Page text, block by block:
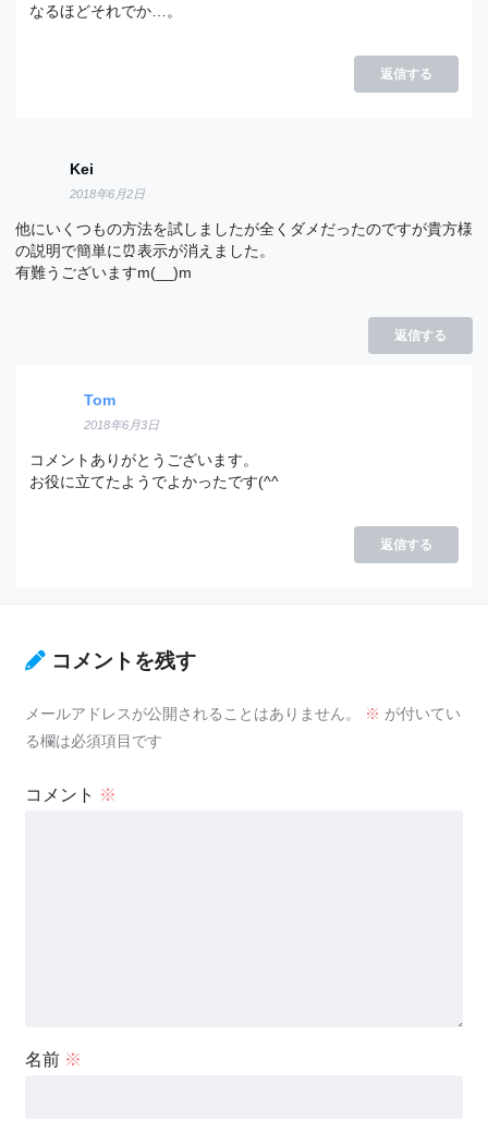
なるほどそれでか…。
返信する
Kei
2018年6月2日
他にいくつもの方法を試しましたが全くダメだったのですが貴方様
の説明で簡単に⏰表示が消えました。
有難うございますm(__)m
返信する
Tom
2018年6月3日
コメントありがとうございます。
お役に立てたようでよかったです(^^
返信する
コメントを残す
メールアドレスが公開されることはありません。 ※ が付いてい
る欄は必須項目です
コメント ※
名前 ※